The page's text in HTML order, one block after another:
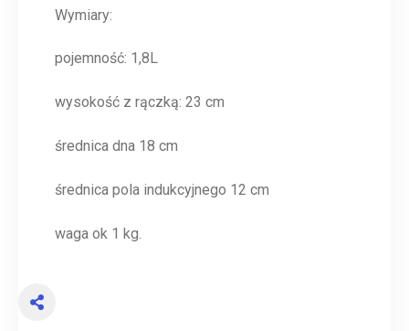
Wymiary:
pojemność: 1,8L
wysokość z rączką: 23 cm
średnica dna 18 cm
średnica pola indukcyjnego 12 cm
waga ok 1 kg.